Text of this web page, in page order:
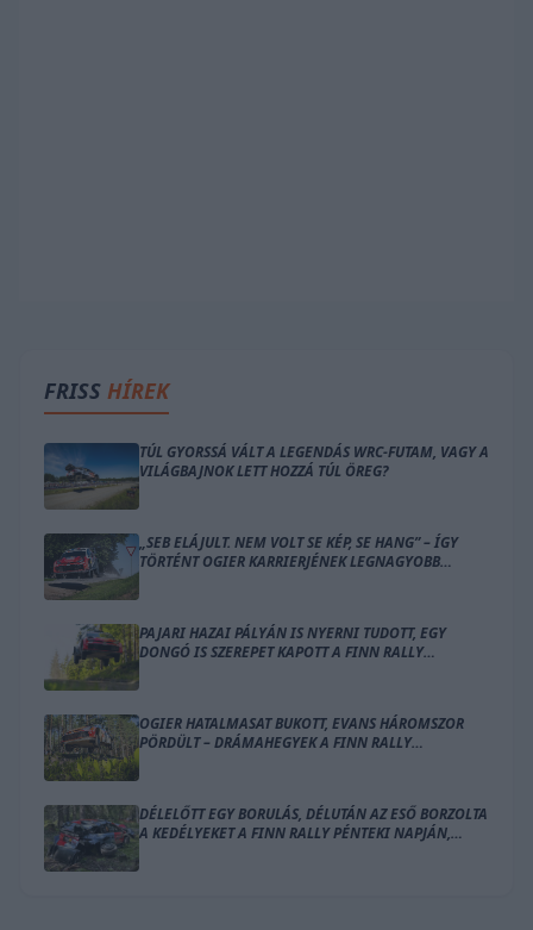
FRISS HÍREK
TÚL GYORSSÁ VÁLT A LEGENDÁS WRC-FUTAM, VAGY A
VILÁGBAJNOK LETT HOZZÁ TÚL ÖREG?
„SEB ELÁJULT. NEM VOLT SE KÉP, SE HANG” – ÍGY
TÖRTÉNT OGIER KARRIERJÉNEK LEGNAGYOBB
PAJARI HAZAI PÁLYÁN IS NYERNI TUDOTT, EGY
DONGÓ IS SZEREPET KAPOTT A FINN RALLY
OGIER HATALMASAT BUKOTT, EVANS HÁROMSZOR
PÖRDÜLT – DRÁMAHEGYEK A FINN RALLY
DÉLELŐTT EGY BORULÁS, DÉLUTÁN AZ ESŐ BORZOLTA
A KEDÉLYEKET A FINN RALLY PÉNTEKI NAPJÁN,